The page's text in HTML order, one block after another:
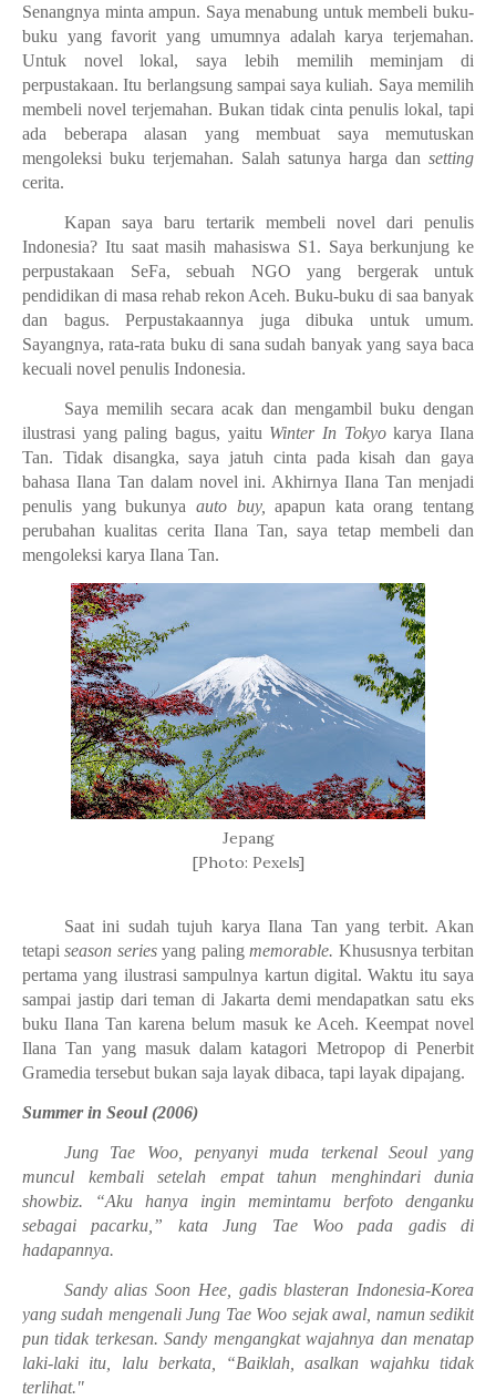
Senangnya minta ampun. Saya menabung untuk membeli buku-
buku yang favorit yang umumnya adalah karya terjemahan.
Untuk novel lokal, saya lebih memilih meminjam di
perpustakaan. Itu berlangsung sampai saya kuliah. Saya memilih
membeli novel terjemahan. Bukan tidak cinta penulis lokal, tapi
ada beberapa alasan yang membuat saya memutuskan
mengoleksi buku terjemahan. Salah satunya harga dan setting
cerita.
Kapan saya baru tertarik membeli novel dari penulis
Indonesia? Itu saat masih mahasiswa S1. Saya berkunjung ke
perpustakaan SeFa, sebuah NGO yang bergerak untuk
pendidikan di masa rehab rekon Aceh. Buku-buku di saa banyak
dan bagus. Perpustakaannya juga dibuka untuk umum.
Sayangnya, rata-rata buku di sana sudah banyak yang saya baca
kecuali novel penulis Indonesia.
Saya memilih secara acak dan mengambil buku dengan
ilustrasi yang paling bagus, yaitu Winter In Tokyokarya Ilana
Tan. Tidak disangka, saya jatuh cinta pada kisah dan gaya
bahasa Ilana Tan dalam novel ini. Akhirnya Ilana Tan menjadi
penulis yang bukunya auto buy,apapun kata orang tentang
perubahan kualitas cerita Ilana Tan, saya tetap membeli dan
mengoleksi karya Ilana Tan.
Jepang
[Photo: Pexels]
Saat ini sudah tujuh karya Ilana Tan yang terbit. Akan
tetapiseason seriesyang palingmemorable. Khususnya terbitan
pertama yang ilustrasi sampulnya kartun digital. Waktu itu saya
sampai jastip dari teman di Jakarta demi mendapatkan satu eks
buku Ilana Tan karena belum masuk ke Aceh. Keempat novel
Ilana Tan yang masuk dalam katagori Metropop di Penerbit
Gramedia tersebut bukan saja layak dibaca, tapi layak dipajang.
Summer in Seoul (2006)
Jung Tae Woo, penyanyi muda terkenal Seoul yang
muncul kembali setelah empat tahun menghindari dunia
showbiz. “Aku hanya ingin memintamu berfoto denganku
sebagai pacarku,” kata Jung Tae Woo pada gadis di
hadapannya.
Sandy alias Soon Hee, gadis blasteran Indonesia-Korea
yang sudah mengenali Jung Tae Woo sejak awal, namun sedikit
pun tidak terkesan. Sandy mengangkat wajahnya dan menatap
laki-laki itu, lalu berkata, “Baiklah, asalkan wajahku tidak
terlihat."